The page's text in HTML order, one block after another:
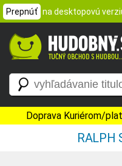
Prepnúť na desktopovú
Doprava Kuriérom/
RALPH